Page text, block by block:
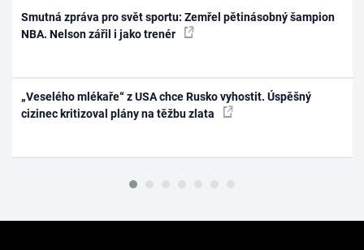
Smutná zpráva pro svět sportu: Zemřel pětinásobný šampion
NBA. Nelson zářil i jako trenér
„Veselého mlékaře“ z USA chce Rusko vyhostit. Úspěšný
cizinec kritizoval plány na těžbu zlata